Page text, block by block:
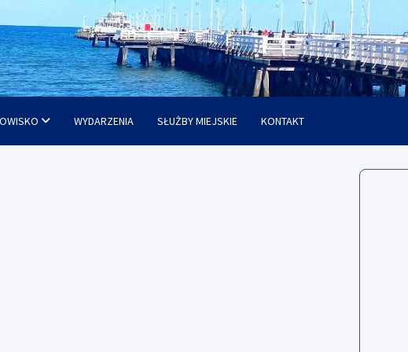
WYDARZENIA SŁUŻBY MIEJSKIE KONTAKT